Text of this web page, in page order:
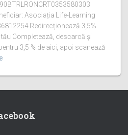
Asociația Life-Learning
Redirecționează 3,5%
Completează, descarcă și
3,5 % de aici, apoi scanează